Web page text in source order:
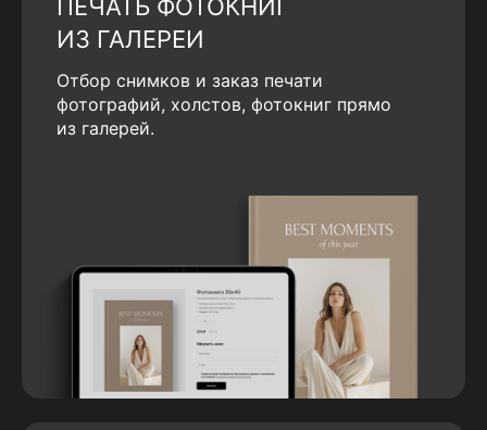
ПЕЧАТЬ ФОТОКНИГ
ИЗ ГАЛЕРЕИ
Отбор снимков и заказ печати
фотографий, холстов, фотокниг прямо
из галерей.